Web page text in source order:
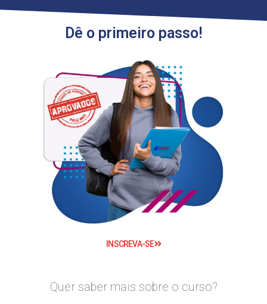
Dê o primeiro passo!
INSCREVA-SE
Quer saber mais sobre o curso?